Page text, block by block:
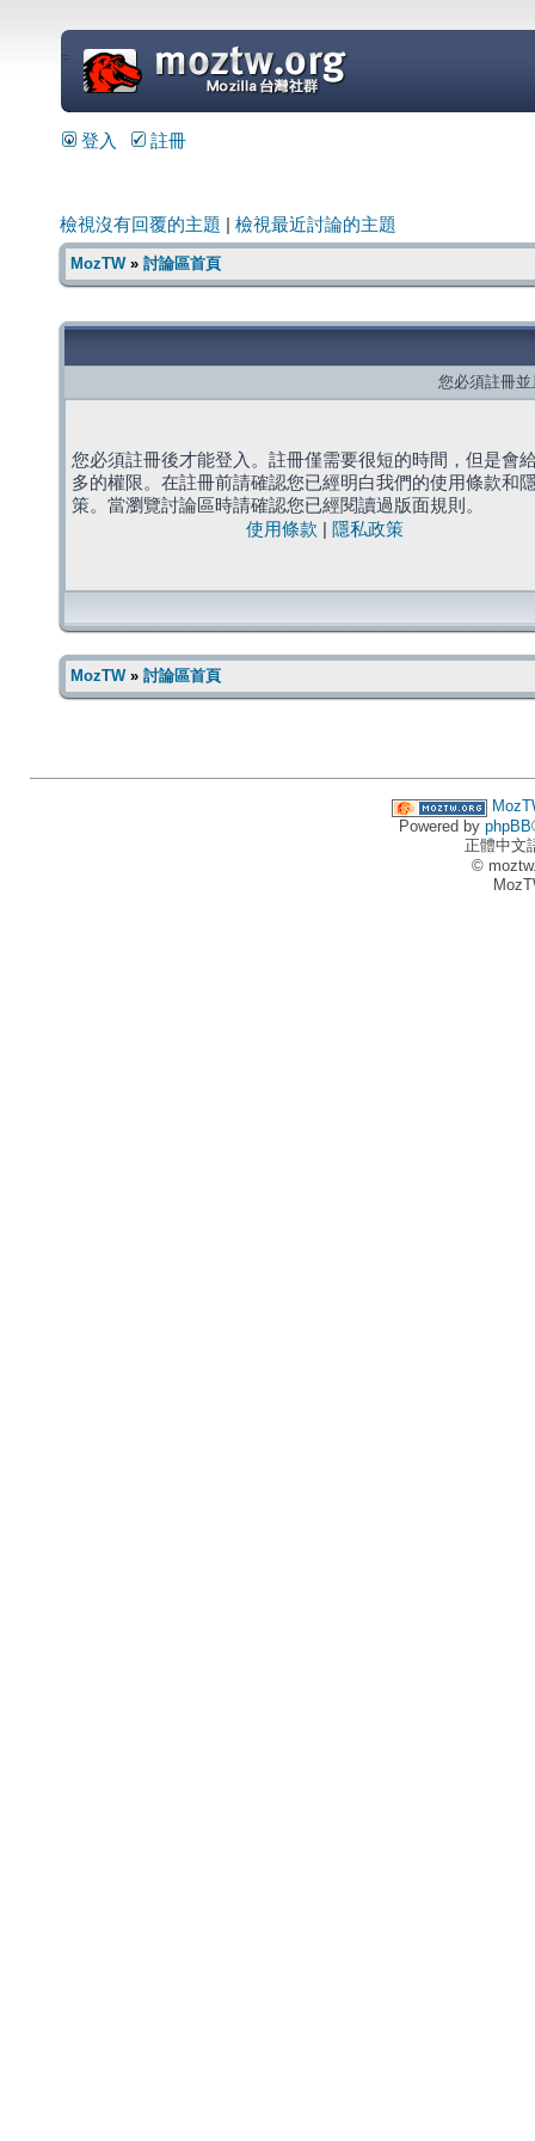
=
登入 註冊
檢視沒有回覆的主題 檢視最近討論的主題
MozTW» 討論區首頁
您必須註冊
您必須註冊後才能登入。註冊僅需要很短的時間，但是會
多的權限。在註冊前請確認您已經明白我們的使用條款和
策。當瀏覽討論區時請確認您已經閱讀過版面規則。
使用條款
隱私政策
MozTW» 討論區首頁
Powered by phpBB
正體中文
©